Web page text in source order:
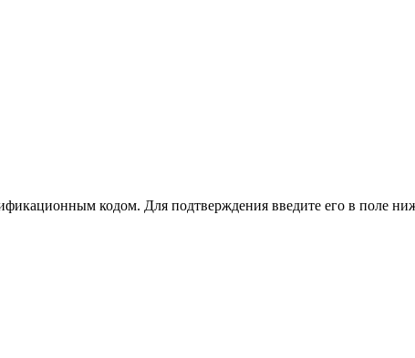
кодом. Для подтверждения введите его в поле